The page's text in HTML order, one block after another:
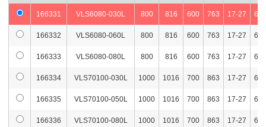
166331 VLS6080-030L 800 816 600 763 17-27
166332 VLS6080-060L 800 816 600 763 17-27
166333 VLS6080-080L 800 816 600 763 17-27
166334 VLS70100-030L 1000 1016 700 863 17-27
166335 VLS70100-050L 1000 1016 700 863 17-27
166336 VLS70100-080L 1000 1016 700 863 17-27